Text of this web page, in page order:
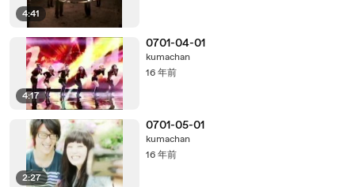
4:41
4:17
0701-04-01
kumachan
16 年前
2:27
0701-05-01
kumachan
16 年前